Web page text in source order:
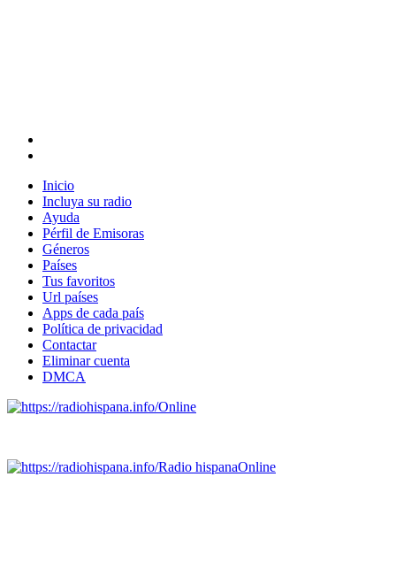
Inicio
Incluya su radio
Ayuda
Pérfil de Emisoras
Géneros
Países
Tus favoritos
Url países
Apps de cada país
Política de privacidad
Contactar
Eliminar cuenta
DMCA
Online
Radio hispanaOnline